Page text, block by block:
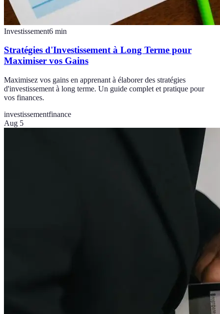
Investissement6 min
Stratégies d'Investissement à Long Terme pour
Maximiser vos Gains
Maximisez vos gains en apprenant à élaborer des stratégies
d'investissement à long terme. Un guide complet et pratique pour
vos finances.
investissementfinance
Aug 5